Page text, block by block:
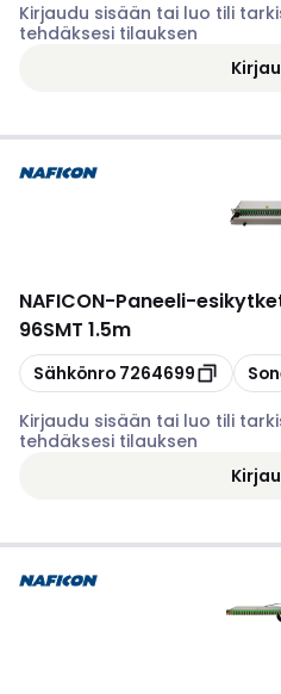
Kirjaudu sisään tai luo tili
tehdäksesi tilauksen
NAFICON-Paneeli-
96SMT 1.5m
Kopioi
Sähkönro 7264699 Kopioi
Kirjaudu sisään tai luo tili
tehdäksesi tilauksen